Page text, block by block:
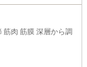
肉 筋膜 深層から調